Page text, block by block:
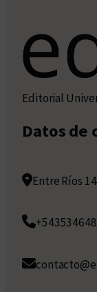
Editorial
Datos de
Entre Ríos